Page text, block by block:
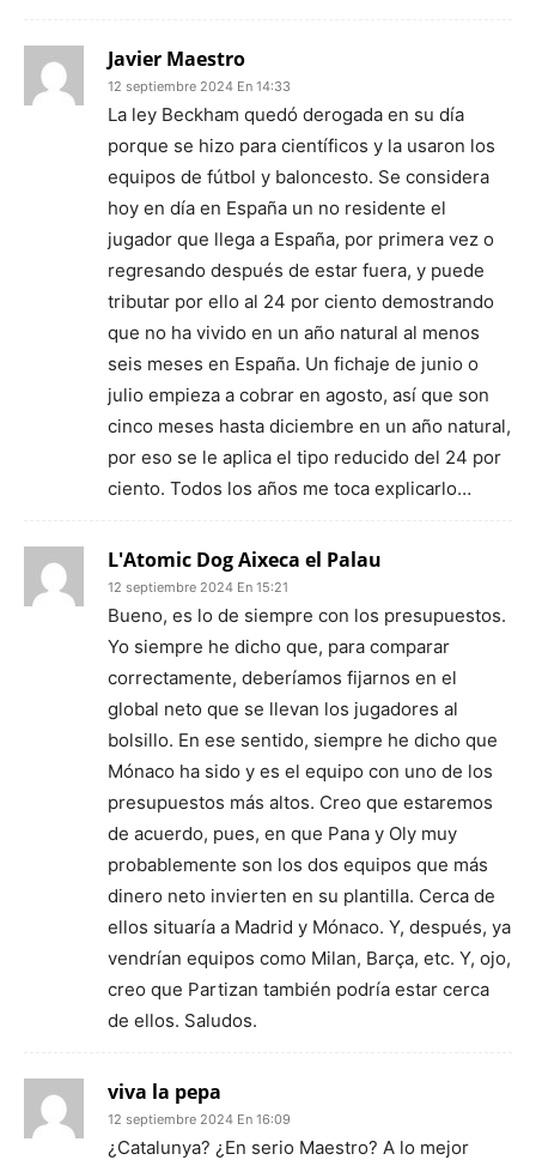
Javier Maestro
12 septiembre 2024 En 14:33
La ley Beckham quedó derogada en su día
porque se hizo para científicos y la usaron los
equipos de fútbol y baloncesto. Se considera
hoy en día en España un no residente el
jugador que llega a España, por primera vez o
regresando después de estar fuera, y puede
tributar por ello al 24 por ciento demostrando
que no ha vivido en un año natural al menos
seis meses en España. Un fichaje de junio o
julio empieza a cobrar en agosto, así que son
cinco meses hasta diciembre en un año natural,
por eso se le aplica el tipo reducido del 24 por
ciento. Todos los años me toca explicarlo…
L'Atomic Dog Aixeca el Palau
12 septiembre 2024 En 15:21
Bueno, es lo de siempre con los presupuestos.
Yo siempre he dicho que, para comparar
correctamente, deberíamos fijarnos en el
global neto que se llevan los jugadores al
bolsillo. En ese sentido, siempre he dicho que
Mónaco ha sido y es el equipo con uno de los
presupuestos más altos. Creo que estaremos
de acuerdo, pues, en que Pana y Oly muy
probablemente son los dos equipos que más
dinero neto invierten en su plantilla. Cerca de
ellos situaría a Madrid y Mónaco. Y, después, ya
vendrían equipos como Milan, Barça, etc. Y, ojo,
creo que Partizan también podría estar cerca
de ellos. Saludos.
viva la pepa
12 septiembre 2024 En 16:09
¿Catalunya? ¿En serio Maestro? A lo mejor